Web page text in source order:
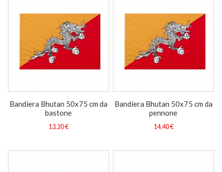
Bandiera Bhutan 50x75 cm da
bastone
13,20 €
Bandiera Bhutan 50x75 cm da
pennone
14,40 €